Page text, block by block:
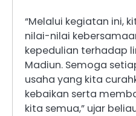
“Melalui kegiatan ini,
nilai-nilai
kepedulian terhadap
Madiun. Semoga
usaha yang kita
kebaikan serta
kita semua,” ujar